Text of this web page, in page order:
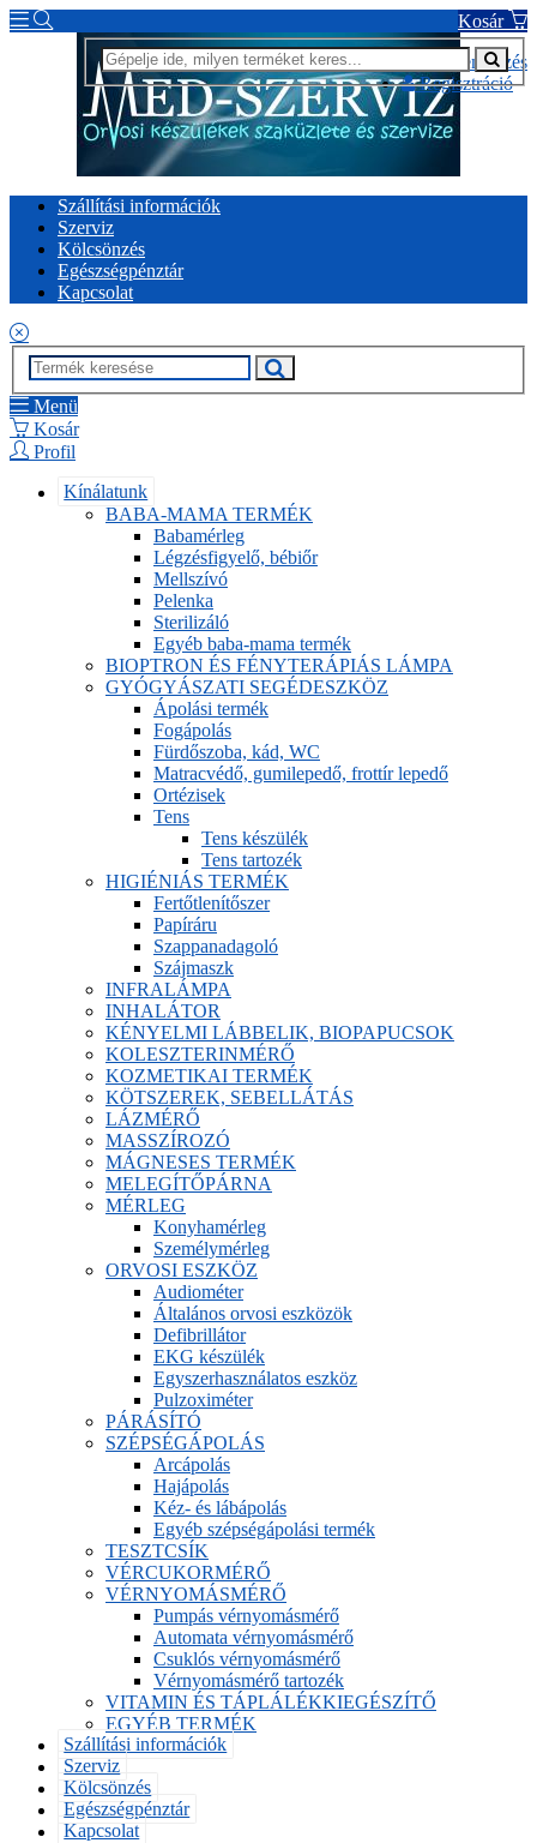
Kosár
Bejelentkezés
Regisztráció
Szállítási információk
Szerviz
Kölcsönzés
Egészségpénztár
Kapcsolat
Menü
Kosár
Profil
Kínálatunk
BABA-MAMA TERMÉK
Babamérleg
Légzésfigyelő, bébiőr
Mellszívó
Pelenka
Sterilizáló
Egyéb baba-mama termék
BIOPTRON ÉS FÉNYTERÁPIÁS LÁMPA
GYÓGYÁSZATI SEGÉDESZKÖZ
Ápolási termék
Fogápolás
Fürdőszoba, kád, WC
Matracvédő, gumilepedő, frottír lepedő
Ortézisek
Tens
Tens készülék
Tens tartozék
HIGIÉNIÁS TERMÉK
Fertőtlenítőszer
Papíráru
Szappanadagoló
Szájmaszk
INFRALÁMPA
INHALÁTOR
KÉNYELMI LÁBBELIK, BIOPAPUCSOK
KOLESZTERINMÉRŐ
KOZMETIKAI TERMÉK
KÖTSZEREK, SEBELLÁTÁS
LÁZMÉRŐ
MASSZÍROZÓ
MÁGNESES TERMÉK
MELEGÍTŐPÁRNA
MÉRLEG
Konyhamérleg
Személymérleg
ORVOSI ESZKÖZ
Audiométer
Általános orvosi eszközök
Defibrillátor
EKG készülék
Egyszerhasználatos eszköz
Pulzoximéter
PÁRÁSÍTÓ
SZÉPSÉGÁPOLÁS
Arcápolás
Hajápolás
Kéz- és lábápolás
Egyéb szépségápolási termék
TESZTCSÍK
VÉRCUKORMÉRŐ
VÉRNYOMÁSMÉRŐ
Pumpás vérnyomásmérő
Automata vérnyomásmérő
Csuklós vérnyomásmérő
Vérnyomásmérő tartozék
VITAMIN ÉS TÁPLÁLÉKKIEGÉSZÍTŐ
EGYÉB TERMÉK
Szállítási információk
Szerviz
Kölcsönzés
Egészségpénztár
Kapcsolat